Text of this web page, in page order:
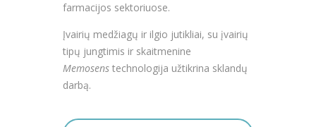
farmacijos sektoriuose.
Įvairių medžiagų ir ilgio jutikliai, su įvairių
tipų jungtimis ir skaitmenine
Memosens technologija užtikrina sklandų
darbą.